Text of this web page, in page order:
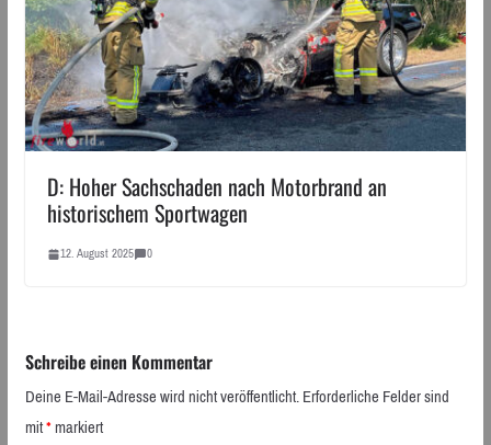
D: Hoher Sachschaden nach Motorbrand an
historischem Sportwagen
12. August 2025 0
Schreibe einen Kommentar
Deine E-Mail-Adresse wird nicht veröffentlicht.Erforderliche Felder sind
mit*markiert